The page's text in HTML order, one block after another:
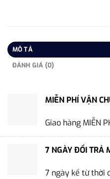
MÔ TẢ
ĐÁNH GIÁ (0)
MIỄN PHÍ VẬN
Giao hàng MIỄN
7 NGÀY ĐỔI TRẢ
7 ngày kể từ thời